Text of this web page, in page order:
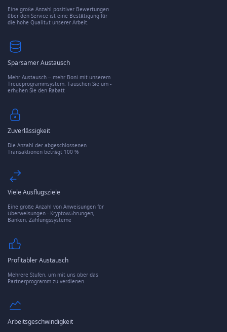
Eine große Anzahl positiver Bewertungen
über den Service ist eine Bestätigung für
die hohe Qualität unserer Arbeit.
Sparsamer Austausch
Mehr Austausch – mehr Boni mit unserem
Treueprogrammsystem. Tauschen Sie um -
erhöhen Sie den Rabatt
Zuverlässigkeit
Die Anzahl der abgeschlossenen
Transaktionen beträgt 100 %
Viele Ausflugsziele
Eine große Anzahl von Anweisungen für
Überweisungen - Kryptowährungen,
Banken, Zahlungssysteme
Profitabler Austausch
Mehrere Stufen, um mit uns über das
Partnerprogramm zu verdienen
Arbeitsgeschwindigkeit